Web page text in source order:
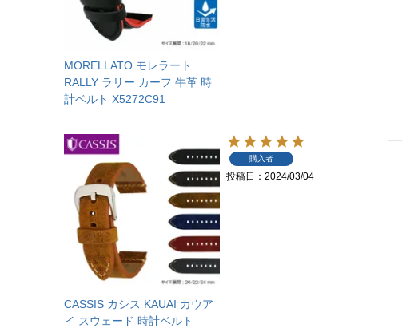
MORELLATO モレラート
RALLY ラリー カーフ 牛革 時
計ベルト X5272C91
CASSIS カシス KAUAI カウア
イ スウェード 時計ベルト
購入者
投稿日 2024/03/04